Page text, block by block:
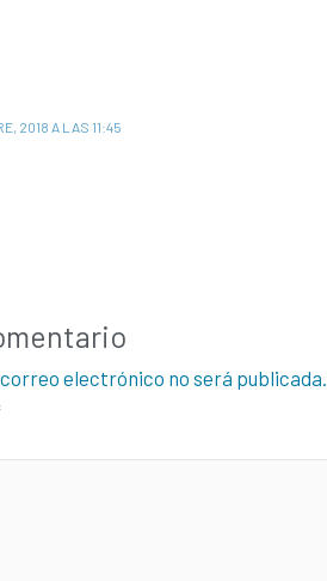
2018 A LAS 11:45
electrónico no será publicada.